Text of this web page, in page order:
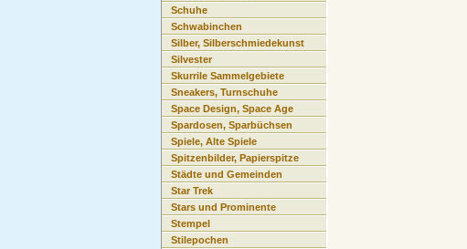
Schuhe
Schwabinchen
Silber, Silberschmiedekunst
Silvester
Skurrile Sammelgebiete
Sneakers, Turnschuhe
Space Design, Space Age
Spardosen, Sparbüchsen
Spiele, Alte Spiele
Spitzenbilder, Papierspitze
Städte und Gemeinden
Star Trek
Stars und Prominente
Stempel
Stilepochen